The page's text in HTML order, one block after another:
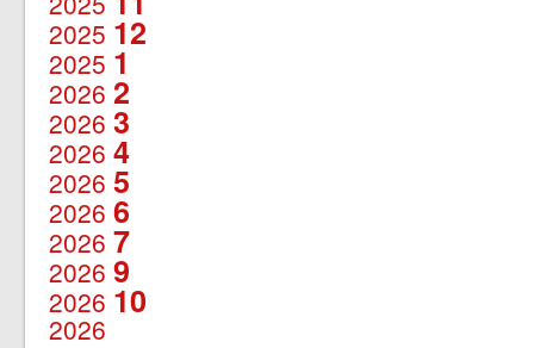
2025 12
2025 1
2026 2
2026 3
2026 4
2026 5
2026 6
2026 7
2026 9
2026 10
2026